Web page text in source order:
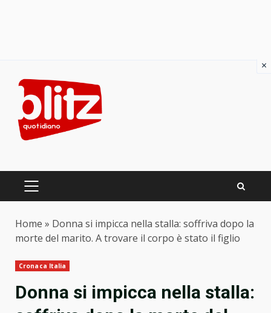
content
PRIMARY
Home » Donna si impicca nella stalla: soffriva dopo la
morte del marito. A trovare il corpo è stato il figlio
Cronaca Italia
Donna si impicca nella stalla:
×